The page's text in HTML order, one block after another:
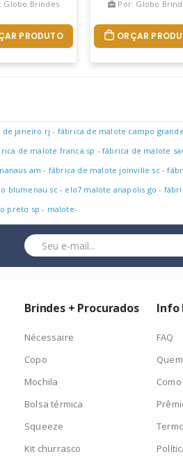
Globo Brindes
PRODUTO
Por: Globo
ORÇAR
janeiro rj - fábrica de malote campo
de malote franca sp -fábrica de malote
am - fábrica de malote joinville sc-
blumenau sc- elo7 malote anapolis go -
preto sp - malote-
Brindes + Procurados
Nécessaire
Copo
Mochila
Bolsa térmica
Squeeze
Kit churrasco
Info
FAQ